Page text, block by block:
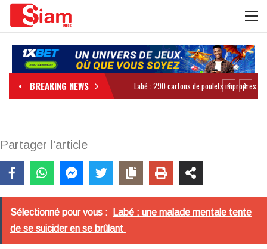
BREAKING NEWS
Partager l'article
Sélectionné pour vous :
Labé : une malade mentale tente
de se suicider en se brûlant